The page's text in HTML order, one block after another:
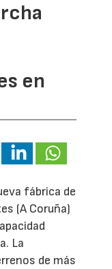
en
fábrica de
(A Coruña)
La
de más